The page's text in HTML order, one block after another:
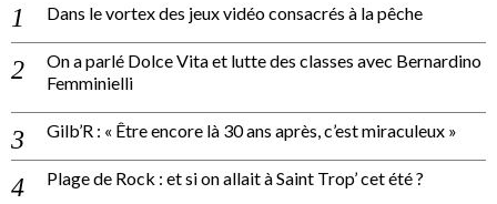
Dans le vortex des jeux vidéo consacrés à la pêche
On a parlé Dolce Vita et lutte des classes avec Bernardino
Femminielli
Gilb’R : « Être encore là 30 ans après, c’est miraculeux »
Plage de Rock : et si on allait à Saint Trop’ cet été ?